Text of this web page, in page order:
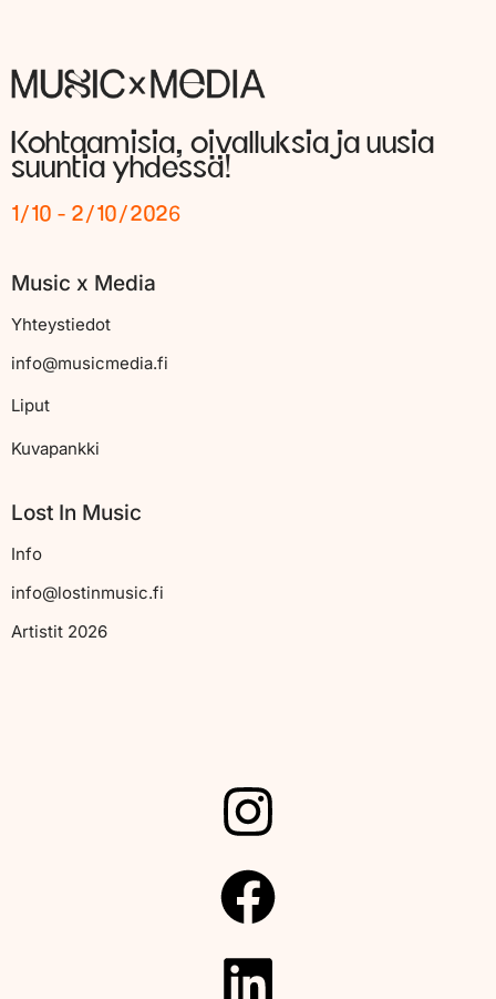
Kohtaamisia, oivalluksia ja uusia
suuntia yhdessä!
1/10 - 2/10/2026
Music x Media
Yhteystiedot
info@musicmedia.fi
Liput
Kuvapankki
Lost In Music
Info
info@lostinmusic.fi
Artistit 2026